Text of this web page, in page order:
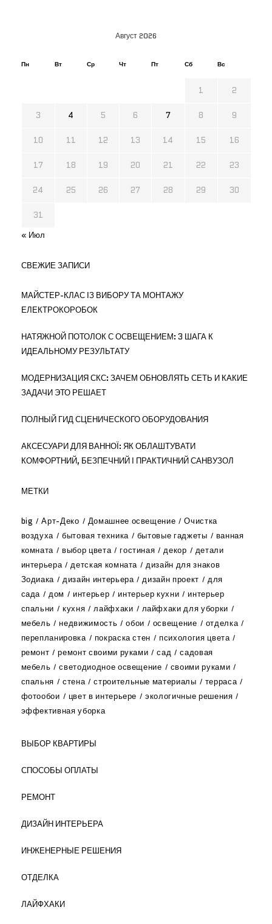
Август 2026
Пн Вт Ср Чт Пт Сб Вс
1 2
3 4 5 6 7 8 9
10 11 12 13 14 15 16
17 18 19 20 21 22 23
24 25 26 27 28 29 30
31
« Июл
СВЕЖИЕ ЗАПИСИ
МАЙСТЕР-КЛАС ІЗ ВИБОРУ ТА МОНТАЖУ
ЕЛЕКТРОКОРОБОК
НАТЯЖНОЙ ПОТОЛОК С ОСВЕЩЕНИЕМ: 3 ШАГА К
ИДЕАЛЬНОМУ РЕЗУЛЬТАТУ
МОДЕРНИЗАЦИЯ СКС: ЗАЧЕМ ОБНОВЛЯТЬ СЕТЬ И КАКИЕ
ЗАДАЧИ ЭТО РЕШАЕТ
ПОЛНЫЙ ГИД СЦЕНИЧЕСКОГО ОБОРУДОВАНИЯ
АКСЕСУАРИ ДЛЯ ВАННОЇ: ЯК ОБЛАШТУВАТИ
КОМФОРТНИЙ, БЕЗПЕЧНИЙ І ПРАКТИЧНИЙ САНВУЗОЛ
МЕТКИ
big Арт-Деко Домашнее освещение
Очистка
воздуха
бытовая техника бытовые гаджеты
ванная
комната
выбор цвета гостиная декор
детали
интерьера
детская комната
дизайн для знаков
Зодиака
дизайн интерьера дизайн проект
для
сада
дом интерьер интерьер кухни
интерьер
спальни
кухня лайфхаки
лайфхаки для уборки
мебель
недвижимость обои освещение
отделка
перепланировка
покраска стен
психология цвета
ремонт
ремонт своими руками сад
садовая
мебель
светодиодное освещение
своими руками
спальня
стена строительные материалы
терраса
фотообои
цвет в интерьере
экологичные решения
эффективная уборка
ВЫБОР КВАРТИРЫ
СПОСОБЫ ОПЛАТЫ
РЕМОНТ
ДИЗАЙН ИНТЕРЬЕРА
ИНЖЕНЕРНЫЕ РЕШЕНИЯ
ОТДЕЛКА
ЛАЙФХАКИ